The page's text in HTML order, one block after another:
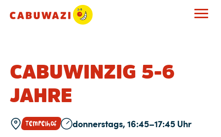
CABUWINZIG 5-6
JAHRE
Tempelhof donnerstags, 16:45–17:45 Uhr